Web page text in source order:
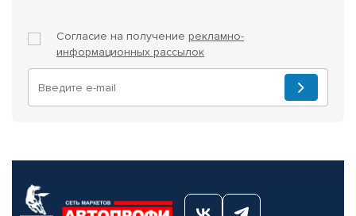
Согласие на получение рекламно-
информационных рассылок